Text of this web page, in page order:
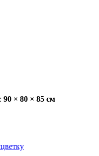
90 × 80 × 85 см